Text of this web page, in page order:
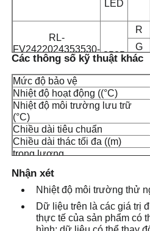
Kiểm soát chất lượng
Tin tức
Tất cả các trường hợp
Yêu cầu báo giá
Ánh sáng dải neon
LED
RL-
FV2422024353530-
DMX-RGBW-830-
FWD3528
3535
R
G
B
Các thông số kỹ thuật khác
Mức độ bảo vệ
Nhiệt độ hoạt động ((°C)
Nhiệt độ môi trường lưu trữ
(°C)
Chiều dài tiêu chuẩn
Chiều dài thác tối đa ((m)
trọng lượng
Nhận xét
Nhiệt độ môi trường thử
Dữ liệu trên là các giá trị
thực tế của sản phẩm có